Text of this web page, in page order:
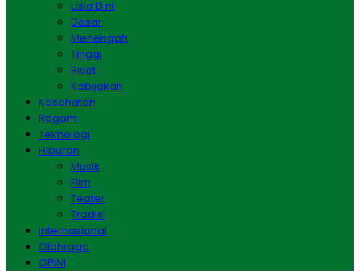
Usia Dini
Dasar
Menengah
Tinggi
Riset
Kebijakan
Kesehatan
Ragam
Teknologi
Hiburan
Musik
Film
Teater
Tradisi
Internasional
Olahraga
OPINI